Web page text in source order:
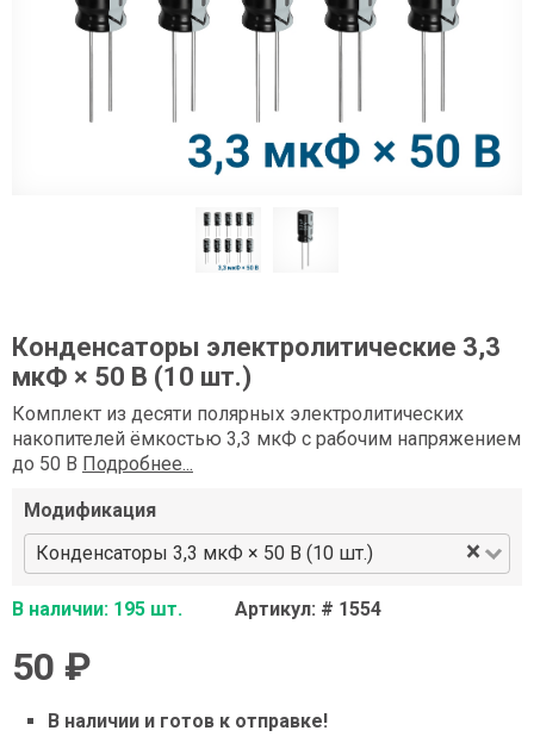
Конденсаторы электролитические 3,3
мкФ × 50 В (10 шт.)
Комплект из десяти полярных электролитических
накопителей ёмкостью 3,3 мкФ с рабочим напряжением
до 50 В Подробнее...
Модификация
Конденсаторы 3,3 мкФ × 50 В (10 шт.)
×
В наличии: 195 шт. Артикул: # 1554
50 ₽
В наличии и готов к отправке!